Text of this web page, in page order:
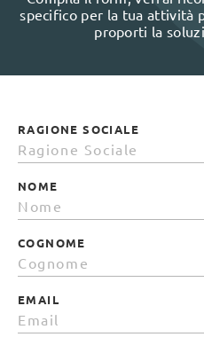
specifico per la tua attività
proporti la
RAGIONE SOCIALE
NOME
COGNOME
EMAIL